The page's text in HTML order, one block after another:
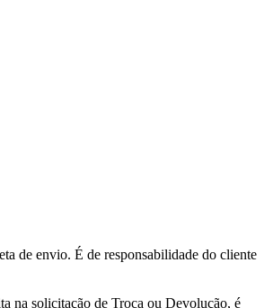
de envio. É de responsabilidade do cliente
na solicitação de Troca ou Devolução, é